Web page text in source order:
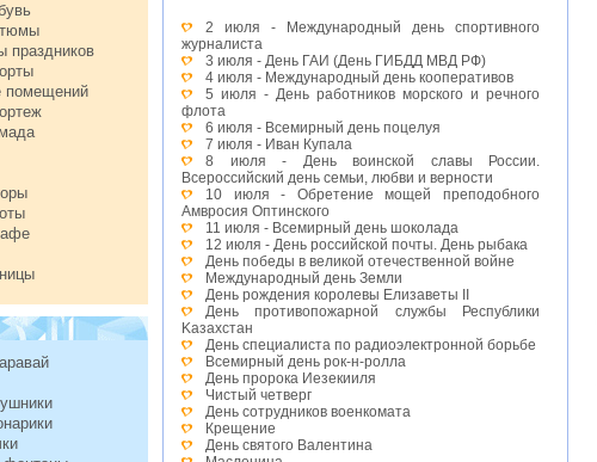
праздников
2 июля - Международный день спортивного
журналиста
3 июля - День ГАИ (День ГИБДД МВД РФ)
4 июля - Международный день кооперативов
5 июля - День работников морского и речного
флота
6 июля - Всемирный день поцелуя
7 июля - Иван Купала
8 июля - День воинской славы России.
Всероссийский день семьи, любви и верности
10 июля - Обретение мощей преподобного
Амвросия Оптинского
11 июля - Всемирный день шоколада
12 июля - День российской почты. День рыбака
День победы в великой отечественной войне
Международный день Земли
День рождения королевы Елизаветы II
День противопожарной службы Республики
Kазахстан
День специалиста по радиоэлектронной борьбе
Всемирный день рок-н-ролла
День пророка Иезекииля
Чистый четверг
День сотрудников военкомата
Крещение
День святого Валентина